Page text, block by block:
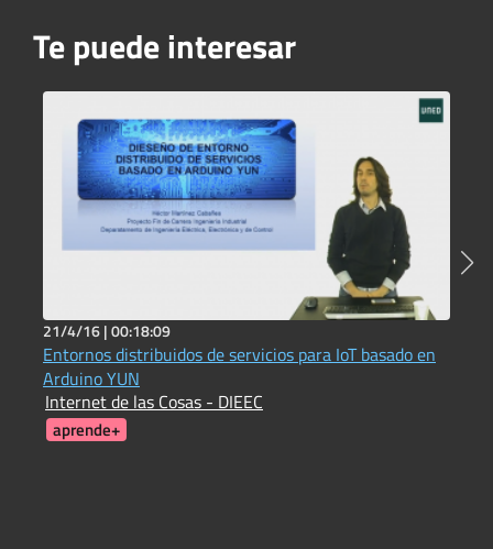
Te puede interesar
21/4/16 |00:18:09
Entornos distribuidos de servicios para IoT basado en
Arduino YUN
Internet de las Cosas - DIEEC
aprende+